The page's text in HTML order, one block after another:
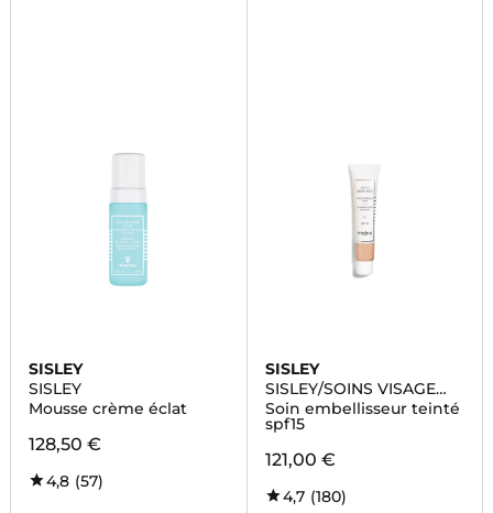
SISLEY
SISLEY
Mousse crème éclat
128,50 €
4,8 (57)
SISLEY
SISLEY/SOINS VISAGE
QUOTIDIENS
Soin embellisseur teinté
spf15
121,00 €
4,7 (180)